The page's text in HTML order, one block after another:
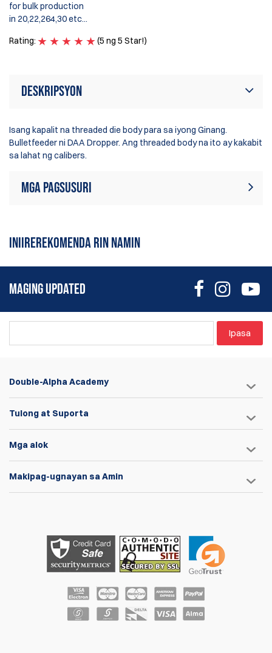
for bulk production
in 20,22,264,30 etc...
Rating:
(5 ng 5 Star!)
Deskripsyon
Isang kapalit na threaded die body para sa iyong Ginang.
Bulletfeeder ni DAA Dropper. Ang threaded body na ito ay kakabit
sa lahat ng calibers.
Mga Pagsusuri
sumulat ng review
INIIREREKOMENDA RIN NAMIN
MAGING UPDATED
Ipasa
Double-Alpha Academy
Tulong at Suporta
Mga alok
Makipag-ugnayan sa Amin